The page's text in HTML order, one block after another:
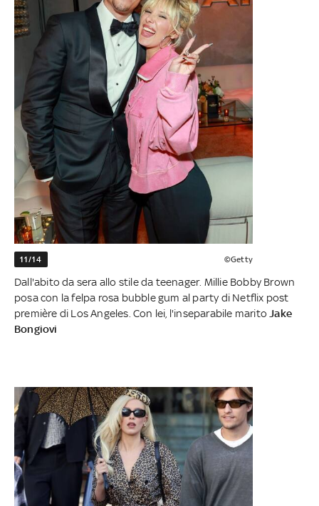
11/14 ©Getty
Dall'abito da sera allo stile da teenager. Millie Bobby Brown
posa con la felpa rosa bubble gum al party di Netflix post
première di Los Angeles. Con lei, l'inseparabile marito Jake
Bongiovi